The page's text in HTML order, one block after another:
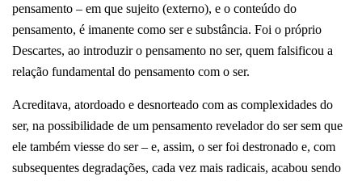
pensamento – em que sujeito (externo), e o conteúdo do
pensamento, é imanente como ser e substância. Foi o próprio
Descartes, ao introduzir o pensamento no ser, quem falsificou a
relação fundamental do pensamento com o ser.
Acreditava, atordoado e desnorteado com as complexidades do
ser, na possibilidade de um pensamento revelador do ser sem que
ele também viesse do ser – e, assim, o ser foi destronado e, com
subsequentes degradações, cada vez mais radicais, acabou sendo